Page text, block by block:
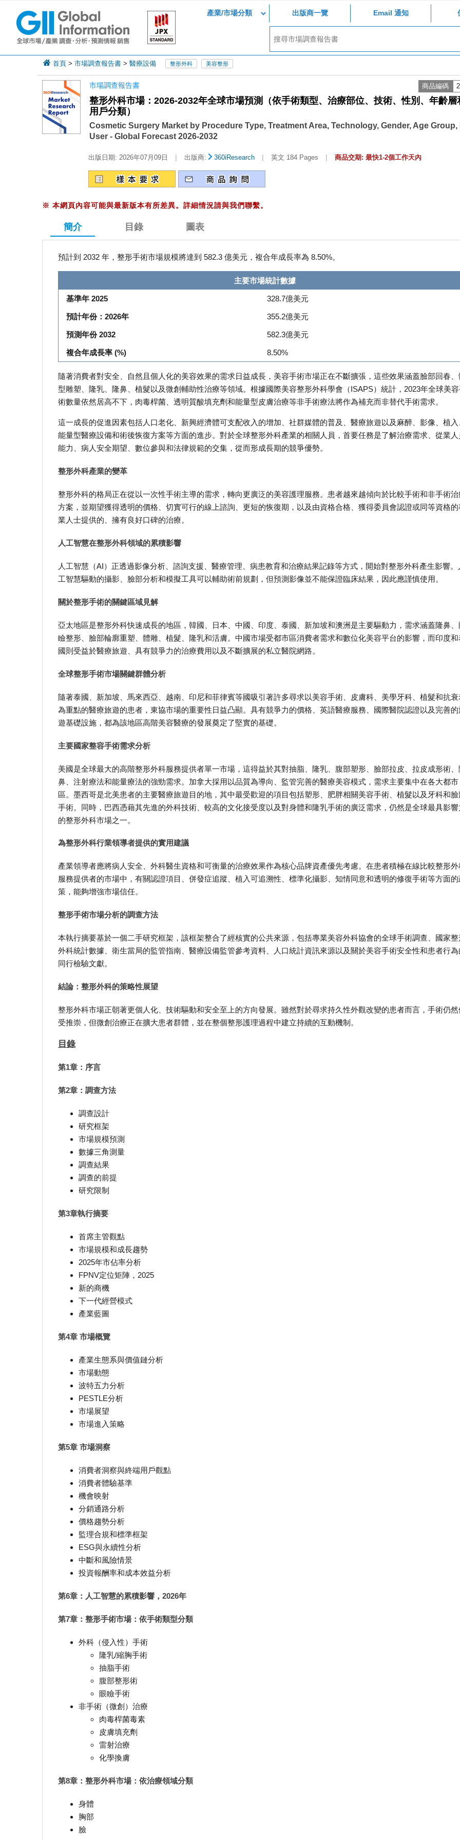
產業/市場分類 出版商一覽 Email 通知
首頁 > 市場調查報告書 > 醫療設備 整形外科 美容整形
市場調查報告書 商品編碼
整形外科市場：2026-2032年全球市場預測（依手術類型、治療部位、技術、性別、年齡層
用戶分類）
Cosmetic Surgery Market by Procedure Type, Treatment Area, Technology, Gender, Age Group,
User - Global Forecast 2026-2032
出版日期: 2026年07月09日 | 出版商: 360iResearch | 英文 184 Pages | 商品交期: 最快1-2個工作天內
※ 本網頁內容可能與最新版本有所差異。詳細情況請與我們聯繫。
簡介 目錄 圖表
預計到 2032 年，整形手術市場規模將達到 582.3 億美元，複合年成長率為 8.50%。
主要市場統計數據
基準年 2025 328.7億美元
預計年份：2026年 355.2億美元
預測年份 2032 582.3億美元
複合年成長率 (%) 8.50%
隨著消費者對安全、自然且個人化的美容效果的需求日益成長，美容手術市場正在不斷擴張，這些效果涵蓋臉部回春、
型雕塑、隆乳、隆鼻、植髮以及微創輔助性治療等領域。根據國際美容整形外科學會（ISAPS）統計，2023年全球美
術數量依然居高不下，肉毒桿菌、透明質酸填充劑和能量型皮膚治療等非手術療法將作為補充而非替代手術需求。
這一成長的促進因素包括人口老化、新興經濟體可支配收入的增加、社群媒體的普及、醫療旅遊以及麻醉、影像、植入
能量型醫療設備和術後恢復方案等方面的進步。對於全球整形外科產業的相關人員，首要任務是了解治療需求、從業人
能力、病人安全期望、數位參與和法律規範的交集，從而形成長期的競爭優勢。
整形外科產業的變革
整形外科的格局正在從以一次性手術主導的需求，轉向更廣泛的美容護理服務。患者越來越傾向於比較手術和非手術治
方案，並期望獲得透明的價格、切實可行的線上諮詢、更短的恢復期，以及由資格合格、獲得委員會認證或同等資格的
業人士提供的、擁有良好口碑的治療。
人工智慧在整形外科領域的累積影響
人工智慧（AI）正透過影像分析、諮詢支援、醫療管理、病患教育和治療結果記錄等方式，開始對整形外科產生影響。
工智慧驅動的攝影、臉部分析和模擬工具可以輔助術前規劃，但預測影像並不能保證臨床結果，因此應謹慎使用。
關於整形手術的關鍵區域見解
亞太地區是整形外科快速成長的地區，韓國、日本、中國、印度、泰國、新加坡和澳洲是主要驅動力，需求涵蓋隆鼻、
瞼整形、臉部輪廓重塑、體雕、植髮、隆乳和活膚。中國市場受都市區消費者需求和數位化美容平台的影響，而印度和
國則受益於醫療旅遊、具有競爭力的治療費用以及不斷擴展的私立醫院網路。
全球整形手術市場關鍵群體分析
隨著泰國、新加坡、馬來西亞、越南、印尼和菲律賓等國吸引著許多尋求以美容手術、皮膚科、美學牙科、植髮和抗衰
為重點的醫療旅遊的患者，東協市場的重要性日益凸顯。具有競爭力的價格、英語醫療服務、國際醫院認證以及完善的
遊基礎設施，都為該地區高階美容醫療的發展奠定了堅實的基礎。
主要國家整容手術需求分析
美國是全球最大的高階整形外科服務提供者單一市場，這得益於其對抽脂、隆乳、腹部塑形、臉部拉皮、拉皮成形術、
鼻、注射療法和能量療法的強勁需求。加拿大採用以品質為導向、監管完善的醫療美容模式，需求主要集中在各大都市
區。墨西哥是北美患者的主要醫療旅遊目的地，其中最受歡迎的項目包括塑形、肥胖相關美容手術、植髮以及牙科和臉
手術。同時，巴西憑藉其先進的外科技術、較高的文化接受度以及對身體和隆乳手術的廣泛需求，仍然是全球最具影響
的整形外科市場之一。
為整形外科行業領導者提供的實用建議
產業領導者應將病人安全、外科醫生資格和可衡量的治療效果作為核心品牌資產優先考慮。在患者積極在線比較整形外
服務提供者的市場中，有關認證項目、併發症追蹤、植入可追溯性、標準化攝影、知情同意和透明的修復手術等方面的
策，能夠增強市場信任。
整形手術市場分析的調查方法
本執行摘要基於一個二手研究框架，該框架整合了經核實的公共來源，包括專業美容外科協會的全球手術調查、國家整
外科統計數據、衛生當局的監管指南、醫療設備監管參考資料、人口統計資訊來源以及關於美容手術安全性和患者行為
同行檢驗文獻。
結論：整形外科的策略性展望
整形外科市場正朝著更個人化、技術驅動和安全至上的方向發展。雖然對於尋求持久性外觀改變的患者而言，手術仍然
受推崇，但微創治療正在擴大患者群體，並在整個整形護理過程中建立持續的互動機制。
目錄
第1章：序言
第2章：調查方法
調查設計
研究框架
市場規模預測
數據三角測量
調查結果
調查的前提
研究限制
第3章執行摘要
首席主管觀點
市場規模和成長趨勢
2025年市佔率分析
FPNV定位矩陣，2025
新的商機
下一代經營模式
產業藍圖
第4章 市場概覽
產業生態系與價值鏈分析
市場動態
波特五力分析
PESTLE分析
市場展望
市場進入策略
第5章 市場洞察
消費者洞察與終端用戶觀點
消費者體驗基準
機會映射
分銷通路分析
價格趨勢分析
監理合規和標準框架
ESG與永續性分析
中斷和風險情景
投資報酬率和成本效益分析
第6章：人工智慧的累積影響，2026年
第7章：整形手術市場：依手術類型分類
外科（侵入性）手術
隆乳/縮胸手術
抽脂手術
腹部整形術
眼瞼手術
非手術（微創）治療
肉毒桿菌毒素
皮膚填充劑
雷射治療
化學換膚
第8章：整形外科市場：依治療領域分類
身體
胸部
臉